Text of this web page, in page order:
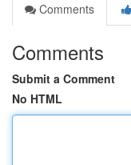
Comments
Comments
Submit a Comment
No HTML